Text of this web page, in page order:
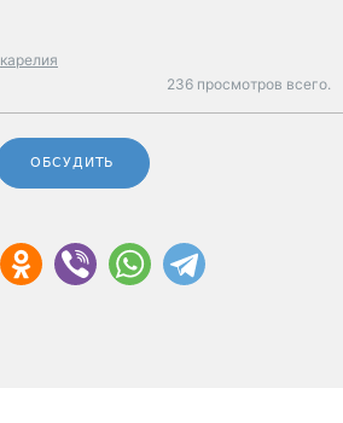
карелия
236 просмотров всего.
ОБСУДИТЬ